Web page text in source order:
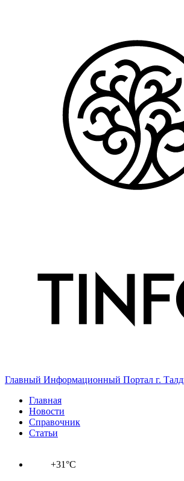
Главный Информационный Портал г.
Главная
Новости
Справочник
Статьи
+31°C